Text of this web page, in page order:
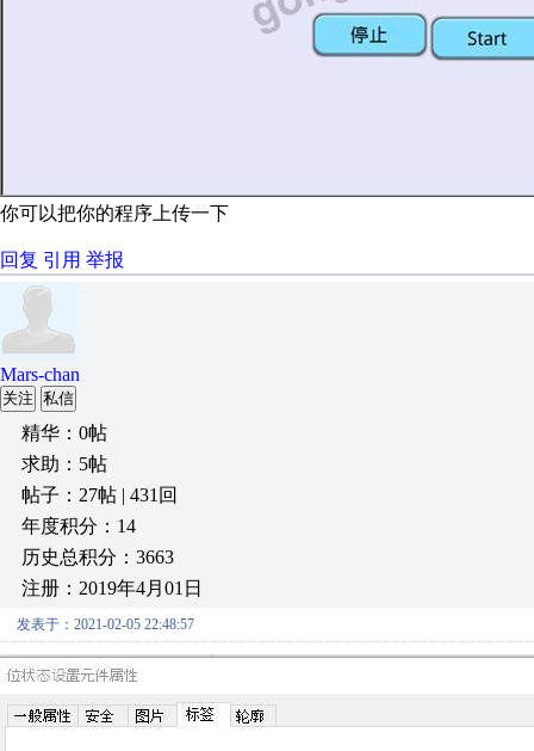
你可以把你的程序上传一下
回复 引用 举报
Mars-chan
关注 私信
精华：0帖
求助：5帖
帖子：27帖 | 431回
年度积分：14
历史总积分：3663
注册：2019年4月01日
发表于：2021-02-05 22:48:57